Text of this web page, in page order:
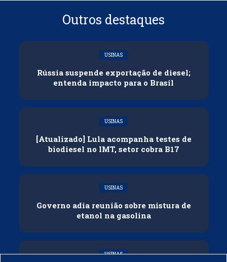
Outros destaques
USINAS
Rússia suspende exportação de diesel;
entenda impacto para o Brasil
USINAS
[Atualizado] Lula acompanha testes de
biodiesel no IMT, setor cobra B17
USINAS
Governo adia reunião sobre mistura de
etanol na gasolina
USINAS